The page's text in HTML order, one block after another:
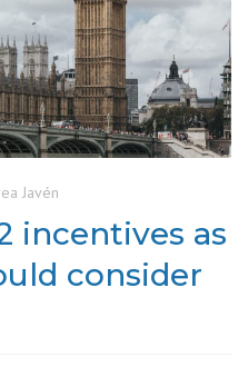
Javén
incentives as
consider